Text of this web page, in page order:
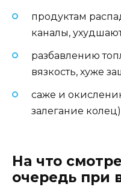
продуктам
каналы,
разбавлению
вязкость, хуже
саже и
залегание
На что
очередь при